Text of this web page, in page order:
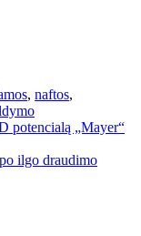
, naftos,
potencialą „Mayer“
ilgo draudimo